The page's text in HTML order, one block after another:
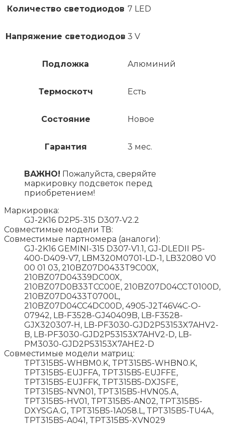
Количество светодиодов 7 LED
Напряжение светодиодов 3 V
Подложка Алюминий
Термоскотч Есть
Состояние Новое
Гарантия 3 мес.
ВАЖНО! Пожалуйста, сверяйте
маркировку подсветок перед
приобретением!
Маркировка:
GJ-2K16 D2P5-315 D307-V2.2
Совместимые модели ТВ:
Совместимые партномера (аналоги):
GJ-2K16 GEMINI-315 D307-V1.1, GJ-DLEDII P5-
400-D409-V7, LBM320M0701-LD-1, LB32080 V0
00 01 03, 210BZ07D0433T9C00X,
210BZ07D04339DC00X,
210BZ07D0B33TCC00E, 210BZ07D04CCT0100D,
210BZ07D0433T0700L,
210BZ07D04CC4DC00D, 4905-J2T46V4C-O-
07942, LB-F3528-GJ40409B, LB-F3528-
GJX320307-H, LB-PF3030-GJD2P53153X7AHV2-
B, LB-PF3030-GJD2P53153X7AHV2-D, LB-
PM3030-GJD2P53153X7AHE2-D
Совместимые модели матриц:
TPT315B5-WHBM0.K, TPT315B5-WHBN0.K,
TPT315B5-EUJFFA, TPT315B5-EUJFFE,
TPT315B5-EUJFFK, TPT315B5-DXJSFE,
TPT315B5-NVN01, TPT315B5-HVN05.A,
TPT315B5-HV01, TPT315B5-AN02, TPT315B5-
DXYSGA.G, TPT315B5-1A058.L, TPT315B5-TU4A,
TPT315B5-A041, TPT315B5-XVN029